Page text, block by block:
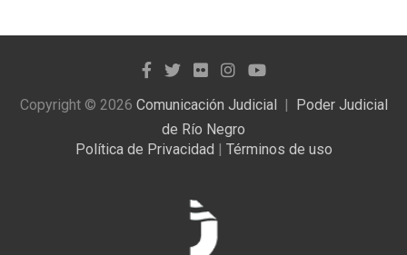
Copyright © 2026 Comunicación Judicial
Poder Judicial
de Río Negro
Política de Privacidad
Términos de uso